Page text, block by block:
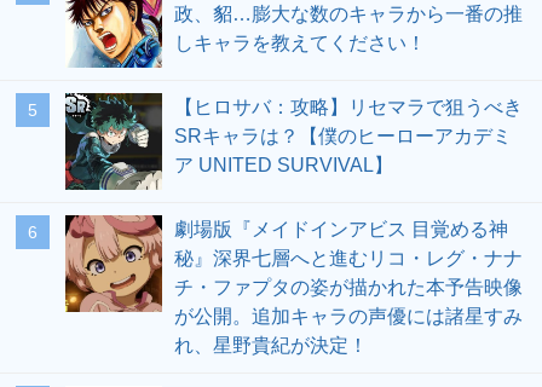
政、貂…膨大な数のキャラから一番の推
しキャラを教えてください！
5
【ヒロサバ：攻略】リセマラで狙うべき
SRキャラは？【僕のヒーローアカデミ
ア UNITED SURVIVAL】
6
劇場版『メイドインアビス 目覚める神
秘』深界七層へと進むリコ・レグ・ナナ
チ・ファプタの姿が描かれた本予告映像
が公開。追加キャラの声優には諸星すみ
れ、星野貴紀が決定！